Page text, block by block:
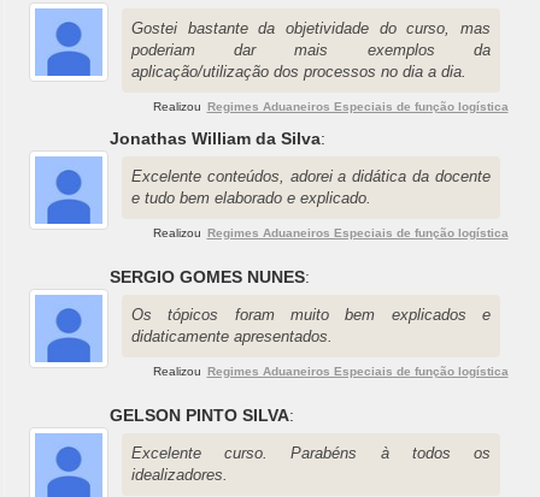
Gostei bastante da objetividade do curso, mas
poderiam dar mais exemplos da
aplicação/utilização dos processos no dia a dia.
Realizou Regimes Aduaneiros Especiais de função logística
Jonathas William da Silva:
Excelente conteúdos, adorei a didática da docente
e tudo bem elaborado e explicado.
Realizou Regimes Aduaneiros Especiais de função logística
SERGIO GOMES NUNES:
Os tópicos foram muito bem explicados e
didaticamente apresentados.
Realizou Regimes Aduaneiros Especiais de função logística
GELSON PINTO SILVA:
Excelente curso. Parabéns à todos os
idealizadores.